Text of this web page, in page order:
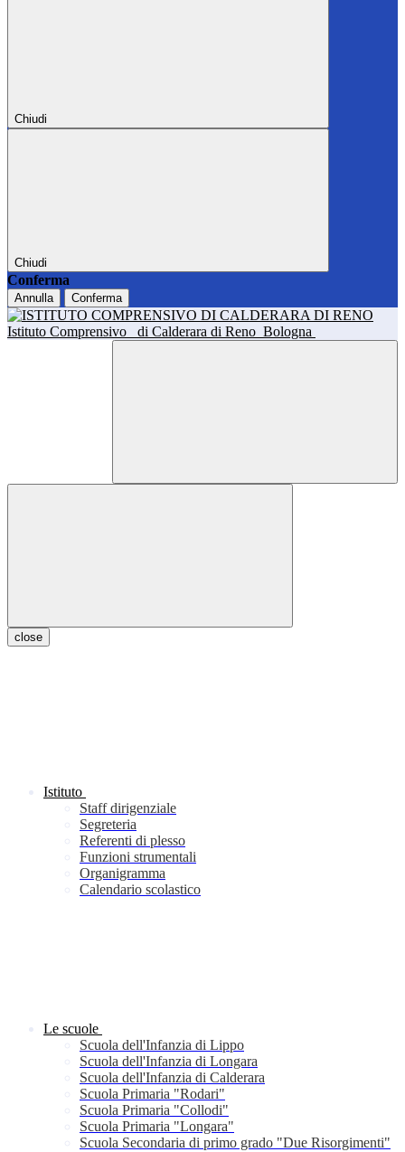
Chiudi
Chiudi
Conferma
Annulla Conferma
Istituto Comprensivo di Calderara di Reno Bologna
close
Istituto
Staff dirigenziale
Segreteria
Referenti di plesso
Funzioni strumentali
Organigramma
Calendario scolastico
Le scuole
Scuola dell'Infanzia di Lippo
Scuola dell'Infanzia di Longara
Scuola dell'Infanzia di Calderara
Scuola Primaria "Rodari"
Scuola Primaria "Collodi"
Scuola Primaria "Longara"
Scuola Secondaria di primo grado "Due Risorgimenti"